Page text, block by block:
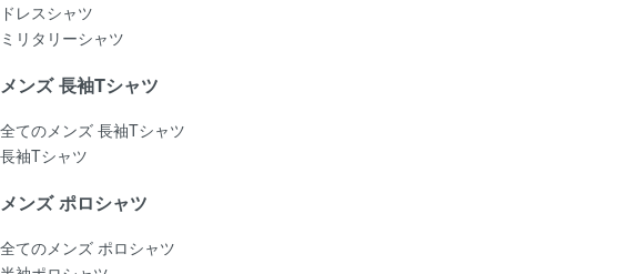
ドレスシャツ
ミリタリーシャツ
メンズ 長袖Tシャツ
全てのメンズ 長袖Tシャツ
長袖Tシャツ
メンズ ポロシャツ
全てのメンズ ポロシャツ